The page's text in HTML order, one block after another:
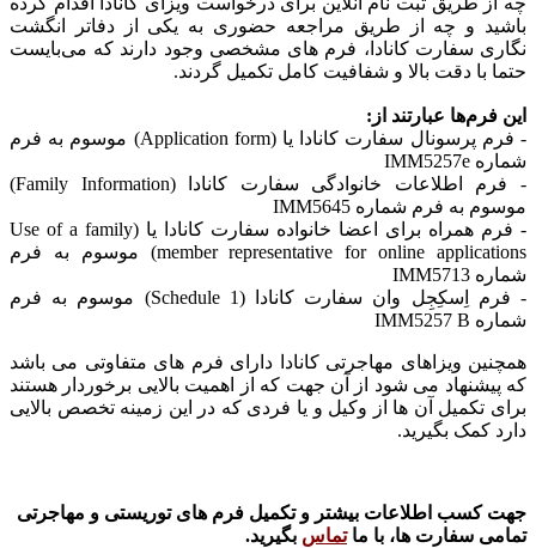
باشید و چه از طریق مراجعه حضوری به یکی از دفاتر انگشت
نگاری سفارت کانادا، فرم‌ های مشخصی وجود دارند که می‌بایست
حتما با دقت بالا و شفافیت کامل تکمیل گردند.
این فرم‌ها عبارتند از:
- فرم پرسونال سفارت کانادا یا (Application form) موسوم به فرم
شماره IMM5257e
- فرم اطلاعات خانوادگی سفارت کانادا (Family Information)
موسوم به فرم شماره IMM5645
- فرم همراه برای اعضا خانواده سفارت کانادا یا (Use of a family
member representative for online applications) موسوم به فرم
شماره IMM5713
- فرم اِسکِجِل وان سفارت کانادا (Schedule 1) موسوم به فرم
شماره IMM5257 B
همچنین ویزاهای مهاجرتی کانادا دارای فرم های متفاوتی می باشد
که پیشنهاد می شود از آن جهت که از اهمیت بالایی برخوردار هستند
برای تکمیل آن ها از وکیل و یا فردی که در این زمینه تخصص بالایی
دارد کمک بگیرید.
جهت کسب اطلاعات بیشتر و تکمیل فرم های توریستی و مهاجرتی
تمامی سفارت ها، با ماتماس بگیرید.